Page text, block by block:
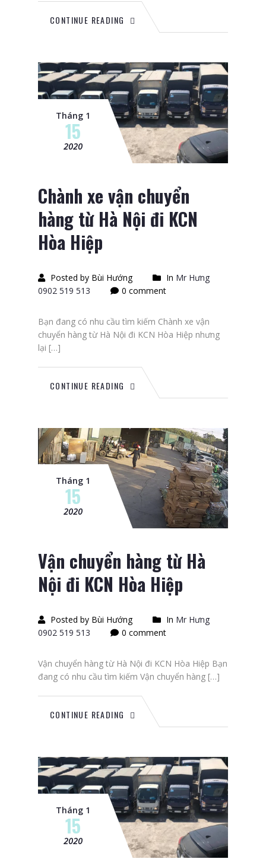
CONTINUE READING
Tháng 1
15
2020
Chành xe vận chuyển
hàng từ Hà Nội đi KCN
Hòa Hiệp
Posted by Bùi Hướng In Mr Hưng
0902 519 513
0 comment
Bạn đang có nhu cầu tìm kiếm Chành xe vận
chuyển hàng từ Hà Nội đi KCN Hòa Hiệp nhưng
lại […]
CONTINUE READING
Tháng 1
15
2020
Vận chuyển hàng từ Hà
Nội đi KCN Hòa Hiệp
Posted by Bùi Hướng In Mr Hưng
0902 519 513
0 comment
Vận chuyển hàng từ Hà Nội đi KCN Hòa Hiệp Bạn
đang có nhu cầu tìm kiếm Vận chuyển hàng […]
CONTINUE READING
Tháng 1
15
2020